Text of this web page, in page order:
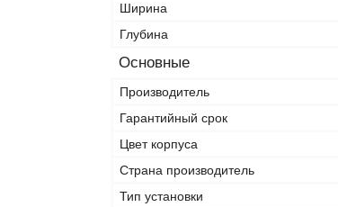
Ширина
Глубина
Основные
Производитель
Гарантийный срок
Цвет корпуса
Страна производитель
Тип установки